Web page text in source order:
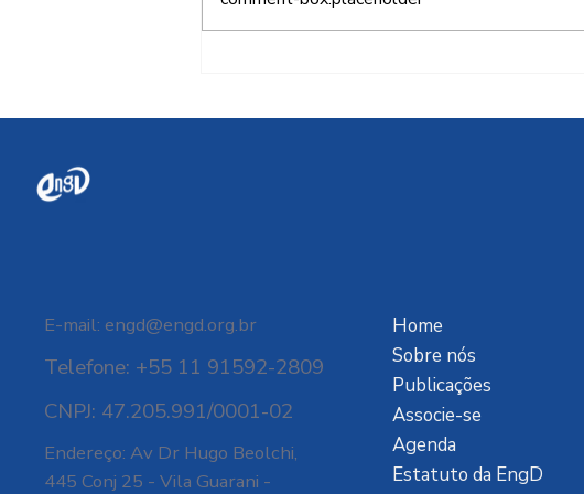
E-mail: engd@engd.org.br
Telefone: +55 11 91592-2809
CNPJ: 47.205.991/0001-02
Endereço: Av Dr Hugo Beolchi,
445 Conj 25 - Vila Guarani -
Home
Sobre nós
Publicações
Associe-se
Agenda
Estatuto da EngD